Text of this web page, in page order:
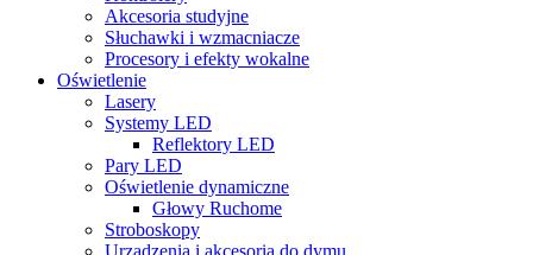
Akcesoria studyjne
Słuchawki i wzmacniacze
Procesory i efekty wokalne
Oświetlenie
Lasery
Systemy LED
Reflektory LED
Pary LED
Oświetlenie dynamiczne
Głowy Ruchome
Stroboskopy
Urządzenia i akcesoria do dymu